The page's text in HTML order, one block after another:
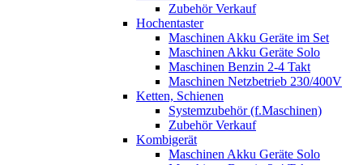
Zubehör Verkauf
Hochentaster
Maschinen Akku Geräte im Set
Maschinen Akku Geräte Solo
Maschinen Benzin 2-4 Takt
Maschinen Netzbetrieb 230/400V
Ketten, Schienen
Systemzubehör (f.Maschinen)
Zubehör Verkauf
Kombigerät
Maschinen Akku Geräte Solo